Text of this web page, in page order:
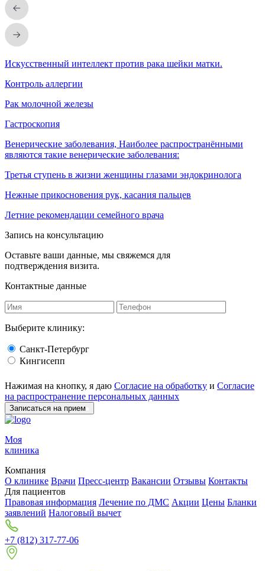
Искусственный интеллект против рака шейки матки.
Контроль аллергии
Рак молочной железы
Гастроскопия
Венерические заболевания, Наиболее распространёнными
являются такие венерические заболевания:
Третья ступень в жизни женщины глазами эндокринолога
Нежные прикосновения рук, касания пальцев
Летние рекомендации семейного врача
Запись на консультацию
Оставьте ваши данные, мы свяжемся для
подтверждения визита.
Контактные данные
Выберите клинику:
Санкт-Петербург
Кингисепп
Нажимая на кнопку, я даю Согласие на обработку и Согласие
на распространение персональных данных
Записаться на прием
Моя
клиника
Компания
О клинике Врачи Пресс-центр Вакансии Отзывы Контакты
Для пациентов
Правовая информация Лечение по ДМС Акции Цены Бланки
заявлений Налоговый вычет
+7 (812) 317-77-06